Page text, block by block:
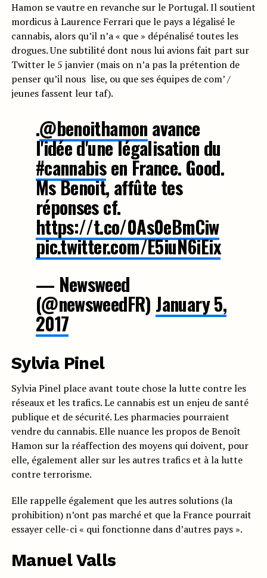
Hamon se vautre en revanche sur le Portugal. Il soutient
mordicus à Laurence Ferrari que le pays a légalisé le
cannabis, alors qu’il n’a « que » dépénalisé toutes les
drogues. Une subtilité dont nous lui avions fait part sur
Twitter le 5 janvier (mais on n’a pas la prétention de
penser qu’il nous lise, ou que ses équipes de com’ /
jeunes fassent leur taf).
.@benoithamon avance
l'idée d'une légalisation du
#cannabisen France. Good.
Ms Benoit, affûte tes
réponses cf.
https://t.co/0As0eBmCiw
pic.twitter.com/E5iuN6iEix
— Newsweed
(@newsweedFR) January 5,
2017
Sylvia Pinel
Sylvia Pinel place avant toute chose la lutte contre les
réseaux et les trafics. Le cannabis est un enjeu de santé
publique et de sécurité. Les pharmacies pourraient
vendre du cannabis. Elle nuance les propos de Benoît
Hamon sur la réaffection des moyens qui doivent, pour
elle, également aller sur les autres trafics et à la lutte
contre terrorisme.
Elle rappelle également que les autres solutions (la
prohibition) n’ont pas marché et que la France pourrait
essayer celle-ci « qui fonctionne dans d’autres pays ».
Manuel Valls